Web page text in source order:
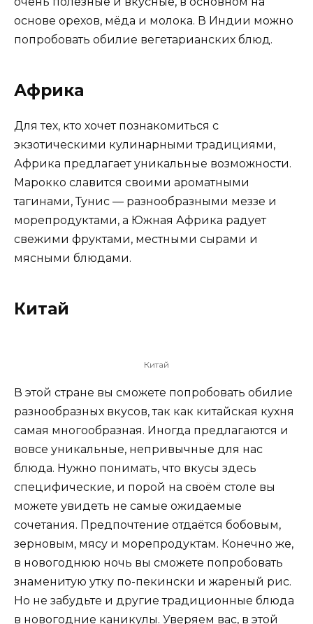
основе орехов, мёда и молока. В Индии можно
попробовать обилие вегетарианских блюд.
Африка
Для тех, кто хочет познакомиться с
экзотическими кулинарными традициями,
Африка предлагает уникальные возможности.
Марокко славится своими ароматными
тагинами, Тунис — разнообразными меззе и
морепродуктами, а Южная Африка радует
свежими фруктами, местными сырами и
мясными блюдами.
Китай
Китай
В этой стране вы сможете попробовать обилие
разнообразных вкусов, так как китайская кухня
самая многообразная. Иногда предлагаются и
вовсе уникальные, непривычные для нас
блюда. Нужно понимать, что вкусы здесь
специфические, и порой на своём столе вы
можете увидеть не самые ожидаемые
сочетания. Предпочтение отдаётся бобовым,
зерновым, мясу и морепродуктам. Конечно же,
в новогоднюю ночь вы сможете попробовать
знаменитую утку по-пекински и жареный рис.
Но не забудьте и другие традиционные блюда
в новогодние каникулы. Уверяем вас, в этой